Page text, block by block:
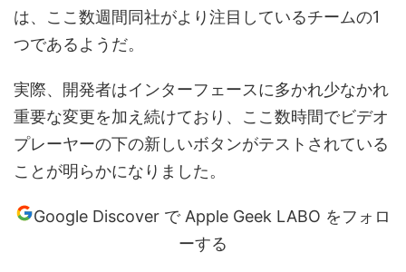
は、ここ数週間同社がより注目しているチームの1
つであるようだ。
実際、開発者はインターフェースに多かれ少なかれ
重要な変更を加え続けており、ここ数時間でビデオ
プレーヤーの下の新しいボタンがテストされている
ことが明らかになりました。
Google Discover で Apple Geek LABO をフォロ
ーする